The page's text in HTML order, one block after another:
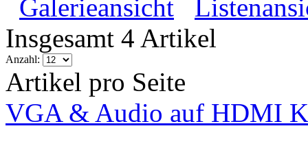
Galerieansicht
Insgesamt 4 Artikel
Anzahl:
Artikel pro Seite
VGA & Audio auf HDMI